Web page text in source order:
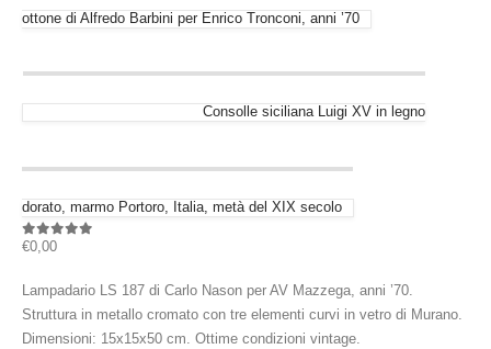
ottone di Alfredo Barbini per Enrico Tronconi, anni ’70
Consolle siciliana Luigi XV in legno
dorato, marmo Portoro, Italia, metà del XIX secolo
0out of 5
€0,00
Lampadario LS 187 di Carlo Nason per AV Mazzega, anni ’70.
Struttura in metallo cromato con tre elementi curvi in vetro di Murano.
Dimensioni: 15x15x50 cm. Ottime condizioni vintage.